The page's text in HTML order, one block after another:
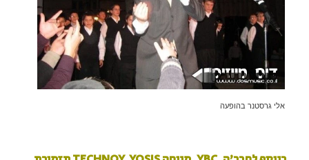
אלי גרסטנר בהופעה